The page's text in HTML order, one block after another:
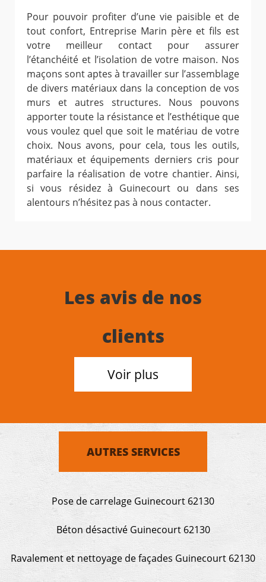
Pour pouvoir profiter d’une vie paisible et de
tout confort, Entreprise Marin père et fils est
votre meilleur contact pour assurer
l’étanchéité et l’isolation de votre maison. Nos
maçons sont aptes à travailler sur l’assemblage
de divers matériaux dans la conception de vos
murs et autres structures. Nous pouvons
apporter toute la résistance et l’esthétique que
vous voulez quel que soit le matériau de votre
choix. Nous avons, pour cela, tous les outils,
matériaux et équipements derniers cris pour
parfaire la réalisation de votre chantier. Ainsi,
si vous résidez à Guinecourt ou dans ses
alentours n’hésitez pas à nous contacter.
Les avis de nos
clients
Voir plus
AUTRES SERVICES
Pose de carrelage Guinecourt 62130
Béton désactivé Guinecourt 62130
Ravalement et nettoyage de façades Guinecourt 62130